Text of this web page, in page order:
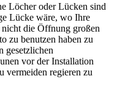
Löcher oder Lücken sind
Lücke wäre, wo Ihre
die Öffnung großen
zu benutzen haben zu
gesetzlichen
vor der Installation
vermeiden regieren zu